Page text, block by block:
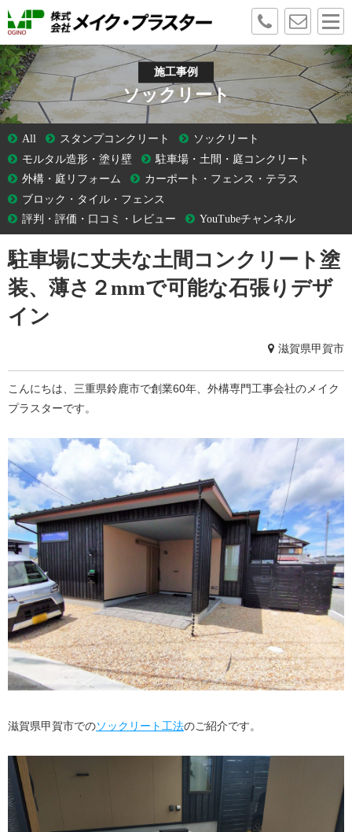
施工事例
ソックリート
All スタンプコンクリート
ソックリート
モルタル造形・塗り壁
駐車場・土間・庭コンクリート
外構・庭リフォーム
カーポート・フェンス・テラス
ブロック・タイル・フェンス
評判・評価・口コミ・レビュー
YouTubeチャンネル
駐車場に丈夫な土間コンクリート塗
装、薄さ２mmで可能な石張りデザ
イン
滋賀県甲賀市
こんにちは、三重県鈴鹿市で創業60年、外構専門工事会社のメイク
プラスターです。
滋賀県甲賀市でのソックリート工法のご紹介です。